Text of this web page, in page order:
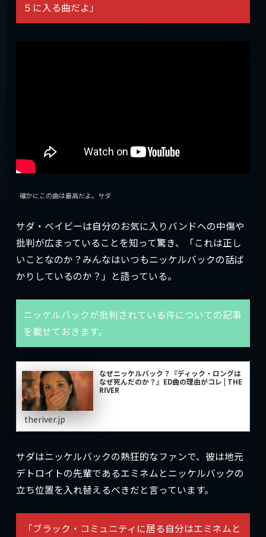
５に入る曲だよ」
確かにこの曲は最高だよ。サダ
サダ・ベイビーは自分のお気に入りバンドへの中傷や
批判が広まっていることを知って驚き、「これは正し
いことなのか？みんなはいつもニッケルバックの話ば
かりしているのか？」と語っている。
ニッケルバックが批判されている件についての記事
を載せておきます。
なぜニッケルバック？『ディック・ロングは
なぜ死んだのか？』ED曲の理由がコレ | THE
RIVER
theriver.jp
サダはニッケルバックの熱狂的なファンで、彼は地元
デトロイトの先輩であるエミネムとニッケルバックの
立ち位置を入れ替えるべきだと言っています。
「ブラック・コミュニティに居る自分はエミネムと